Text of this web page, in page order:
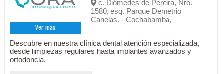
Ver más
c. Diómedes de Pereira, Nro.
1580, esq. Parque Demetrio
Canelas. - Cochabamba,
Descubre en nuestra clínica dental atención especializada,
desde limpiezas regulares hasta implantes avanzados y
ortodoncia.